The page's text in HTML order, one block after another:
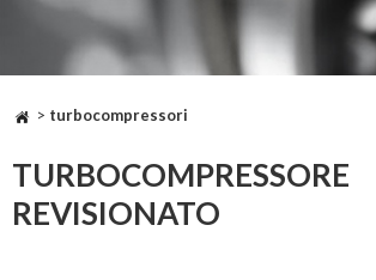
> turbocompressori
TURBOCOMPRESSORE
REVISIONATO